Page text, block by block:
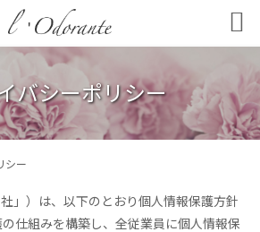

バシーポリシー
シー
」）は、以下のとおり個人情報保護方針
仕組みを構築し、全従業員に個人情報保